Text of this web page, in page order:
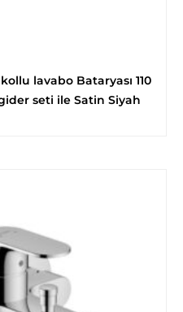
lavabo Bataryası 110
seti ile Satin Siyah